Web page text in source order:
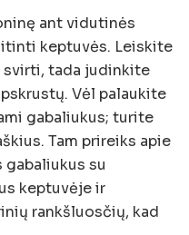
ant vidutinės
keptuvės. Leiskite
svirti, tada judinkite
Vėl palaukite
gabaliukus; turite
Tam prireiks apie
su
keptuvėje ir
rankšluosčių, kad